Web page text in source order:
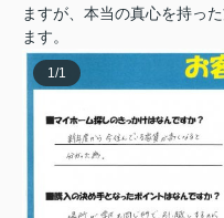
ますが、本当の真心を持っ
ます。
1/1